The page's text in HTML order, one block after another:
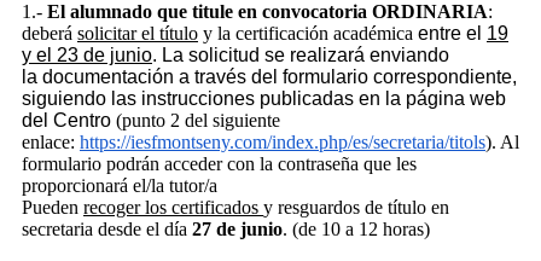
1.- El alumnado que titule en convocatoria ORDINARIA:
deberá solicitar el título y la certificación académica entre el 19
y el 23 de junio. La solicitud se realizará enviando
la documentación a través del formulario correspondiente,
siguiendo las instrucciones publicadas en la página web
del Centro (punto 2 del siguiente
enlace: https://iesfmontseny.com/index.php/es/secretaria/titols). Al
formulario podrán acceder con la contraseña que les
proporcionará el/la tutor/a
Pueden recoger los certificados y resguardos de título en
secretaria desde el día 27 de junio. (de 10 a 12 horas)